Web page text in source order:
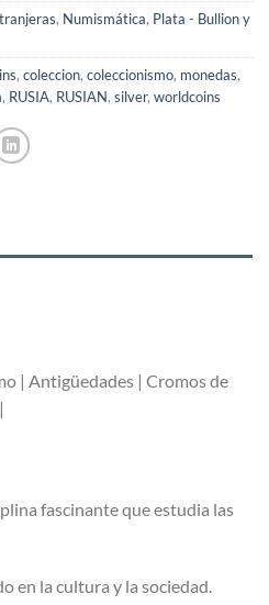
, Numismática, Plata - Bullion y
, coleccion, coleccionismo, monedas,
, RUSIA, RUSIAN, silver, worldcoins
| Antigüedades | Cromos de
fascinante que estudia las
en la cultura y la sociedad.